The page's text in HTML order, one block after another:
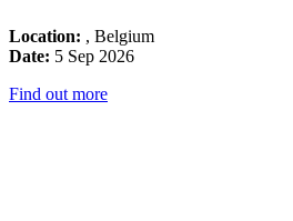
Location: , Belgium
Date: 5 Sep 2026
Find out more